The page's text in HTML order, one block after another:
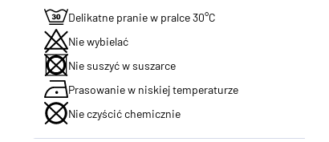
Delikatne pranie w pralce 30°C
Nie wybielać
Nie suszyć w suszarce
Prasowanie w niskiej temperaturze
Nie czyścić chemicznie